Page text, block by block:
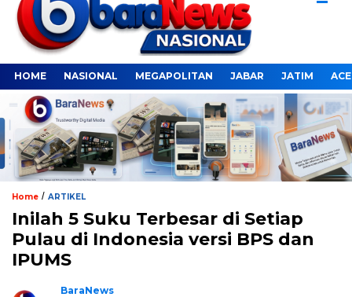
HOME NASIONAL MEGAPOLITAN JABAR JATIM
Home / ARTIKEL
Inilah 5 Suku Terbesar di Setiap
Pulau di Indonesia versi BPS dan
IPUMS
BaraNews